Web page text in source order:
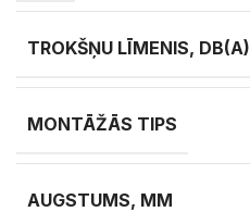
TROKŠŅU LĪMENIS, DB(A)
MONTĀŽĀS TIPS
AUGSTUMS, MM